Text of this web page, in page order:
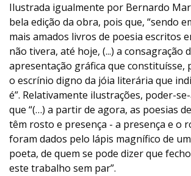
Ilustrada igualmente por Bernardo
bela edição da obra, pois que, “sendo
mais amados livros de poesia escritos
não tivera, até hoje, (...) a consagração
apresentação gráfica que constituísse,
o escrínio digno da jóia literária que
é”. Relativamente ilustrações, poder-
que “(…) a partir de agora, as poesias
têm rosto e presença - a presença e o
foram dados pelo lápis magnífico de
poeta, de quem se pode dizer que
este trabalho sem par”.